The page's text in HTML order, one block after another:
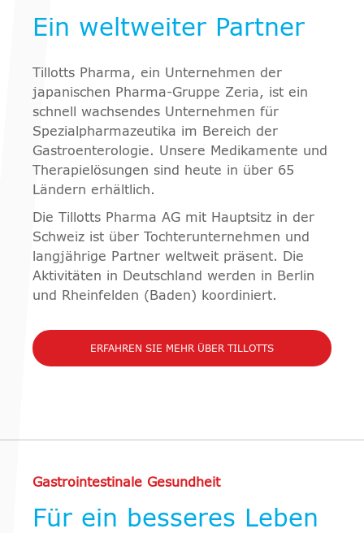
Ein weltweiter Partner
Tillotts Pharma, ein Unternehmen der
japanischen Pharma-Gruppe Zeria, ist ein
schnell wachsendes Unternehmen für
Spezialpharmazeutika im Bereich der
Gastroenterologie. Unsere Medikamente und
Therapielösungen sind heute in über 65
Ländern erhältlich.
Die Tillotts Pharma AG mit Hauptsitz in der
Schweiz ist über Tochterunternehmen und
langjährige Partner weltweit präsent. Die
Aktivitäten in Deutschland werden in Berlin
und Rheinfelden (Baden) koordiniert.
ERFAHREN SIE MEHR ÜBER TILLOTTS
Gastrointestinale Gesundheit
Für ein besseres Leben